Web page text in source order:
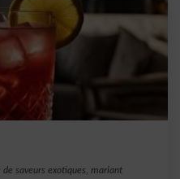
de saveurs exotiques, mariant